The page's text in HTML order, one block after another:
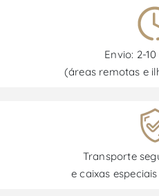
Envio: 2-
(áreas remotas e
Transporte
e caixas